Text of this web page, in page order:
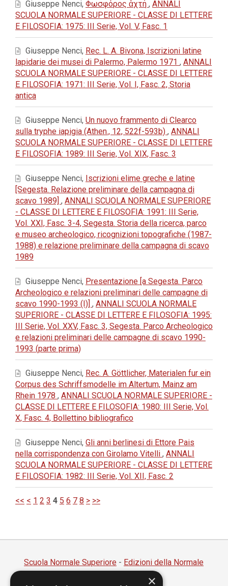
Giuseppe Nenci, Φωσφόρος ἀχτή , ANNALI
SCUOLA NORMALE SUPERIORE - CLASSE DI LETTERE
E FILOSOFIA: 1975: III Serie, Vol. V, Fasc. 1
Giuseppe Nenci, Rec. L. A. Bivona, Iscrizioni latine
lapidarie dei musei di Palermo, Palermo 1971 , ANNALI
SCUOLA NORMALE SUPERIORE - CLASSE DI LETTERE
E FILOSOFIA: 1971: III Serie, Vol. I, Fasc. 2, Storia
antica
Giuseppe Nenci, Un nuovo frammento di Clearco
sulla tryphe iapigia (Athen., 12, 522f-593b) , ANNALI
SCUOLA NORMALE SUPERIORE - CLASSE DI LETTERE
E FILOSOFIA: 1989: III Serie, Vol. XIX, Fasc. 3
Giuseppe Nenci, Iscrizioni elime greche e latine
[Segesta. Relazione preliminare della campagna di
scavo 1989] , ANNALI SCUOLA NORMALE SUPERIORE
- CLASSE DI LETTERE E FILOSOFIA: 1991: III Serie,
Vol. XXI, Fasc. 3-4, Segesta. Storia della ricerca, parco
e museo archeologico, ricognizioni topografiche (1987-
1988) e relazione preliminare della campagna di scavo
1989
Giuseppe Nenci, Presentazione [a Segesta. Parco
Archeologico e relazioni preliminari delle campagne di
scavo 1990-1993 (I)] , ANNALI SCUOLA NORMALE
SUPERIORE - CLASSE DI LETTERE E FILOSOFIA: 1995:
III Serie, Vol. XXV, Fasc. 3, Segesta. Parco Archeologico
e relazioni preliminari delle campagne di scavo 1990-
1993 (parte prima)
Giuseppe Nenci, Rec. A. Göttlicher, Materialen fur ein
Corpus des Schriffsmodelle im Altertum, Mainz am
Rhein 1978 , ANNALI SCUOLA NORMALE SUPERIORE -
CLASSE DI LETTERE E FILOSOFIA: 1980: III Serie, Vol.
X, Fasc. 4, Bollettino bibliografico
Giuseppe Nenci, Gli anni berlinesi di Ettore Pais
nella corrispondenza con Girolamo Vitelli , ANNALI
SCUOLA NORMALE SUPERIORE - CLASSE DI LETTERE
E FILOSOFIA: 1982: III Serie, Vol. XII, Fasc. 2
<< < 1 2 3 4 5 6 7 8 > >>
Scuola Normale Superiore - Edizioni della Normale
Piazza dei Cavalieri, 7 - 56126 Pisa×